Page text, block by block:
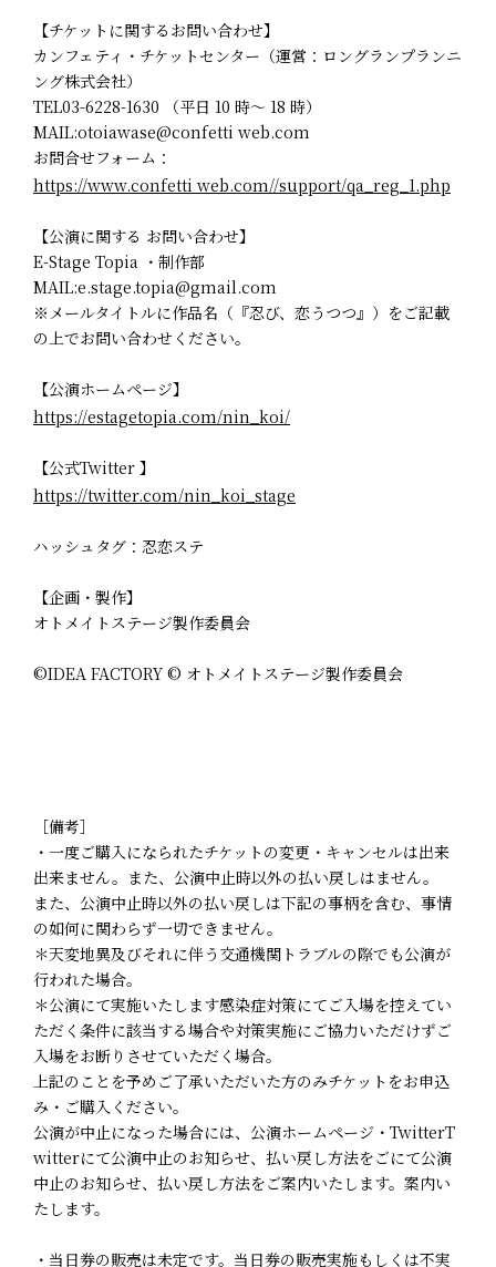
【チケットに関するお問い合わせ】
カンフェティ・チケットセンター（運営：ロングランプランニ
ング株式会社）
TEL03-6228-1630 （平日 10 時～ 18 時）
MAIL:otoiawase@confetti web.com
お問合せフォーム：
https://www.confetti web.com//support/qa_reg_1.php
【公演に関する お問い合わせ】
E-Stage Topia ・制作部
MAIL:e.stage.topia@gmail.com
※メールタイトルに作品名（『忍び、恋うつつ』）をご記載
の上でお問い合わせください。
【公演ホームページ】
https://estagetopia.com/nin_koi/
【公式Twitter 】
https://twitter.com/nin_koi_stage
ハッシュタグ：忍恋ステ
【企画・製作】
オトメイトステージ製作委員会
©IDEA FACTORY © オトメイトステージ製作委員会
［備考］
・一度ご購入になられたチケットの変更・キャンセルは出来
出来ません。また、公演中止時以外の払い戻しはません。
また、公演中止時以外の払い戻しは下記の事柄を含む、事情
の如何に関わらず一切できません。
＊天変地異及びそれに伴う交通機関トラブルの際でも公演が
行われた場合。
＊公演にて実施いたします感染症対策にてご入場を控えてい
ただく条件に該当する場合や対策実施にご協力いただけずご
入場をお断りさせていただく場合。
上記のことを予めご了承いただいた方のみチケットをお申込
み・ご購入ください。
公演が中止になった場合には、公演ホームページ・TwitterT
witterにて公演中止のお知らせ、払い戻し方法をごにて公演
中止のお知らせ、払い戻し方法をご案内いたします。案内い
たします。
・当日券の販売は未定です。当日券の販売実施もしくは不実